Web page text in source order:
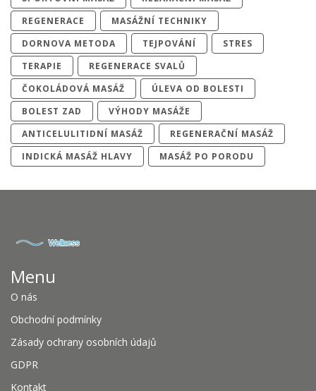
REGENERACE
MASÁŽNÍ TECHNIKY
DORNOVA METODA
TEJPOVÁNÍ
STRES
TERAPIE
REGENERACE SVALŮ
ČOKOLÁDOVÁ MASÁŽ
ÚLEVA OD BOLESTI
BOLEST ZAD
VÝHODY MASÁŽE
ANTICELULITIDNÍ MASÁŽ
REGENERAČNÍ MASÁŽ
INDICKÁ MASÁŽ HLAVY
MASÁŽ PO PORODU
Menu
O nás
Obchodní podmínky
Zásady ochrany osobních údajů
GDPR
Kontakt